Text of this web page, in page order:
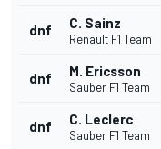
dnf C. Sainz
Renault F1 Team
dnf M. Ericsson
Sauber F1 Team
dnf C. Leclerc
Sauber F1 Team